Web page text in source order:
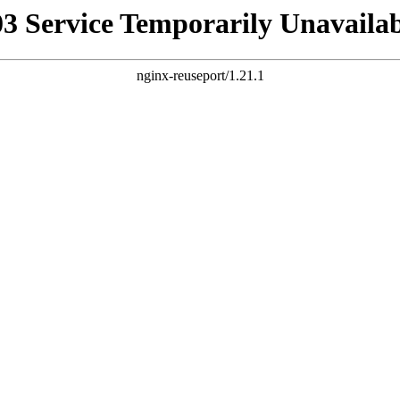
Service Temporarily
nginx-reuseport/1.21.1